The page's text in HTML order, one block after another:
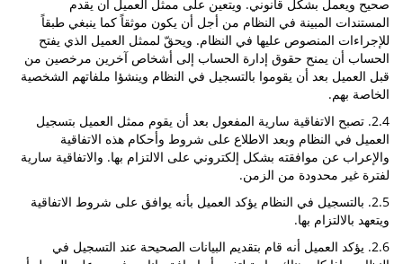
صحيح ويعمل بشكل قانوني. ويتعين على ممثل العميل أن يقدم
المستندات المبينة في النظام من أجل أن يكون موثقاً كما ينبغي طبقاً
للإجراءات المنصوص عليها في النظام. ويحقّ لممثل العميل الذي يفتح
الحساب أن يمنح حقوق إدارة الحساب إلى أشخاص آخرين مرخصين من
قبل العميل بعد أن يقوموا بالتسجيل في النظام وينشؤا ملفاتهم الشخصية
الخاصة بهم.
2.4. تصبح الاتفاقية سارية المفعول بعد أن يقوم ممثل العميل بتسجيل
العميل في النظام وبعد الاطلاع على شروط وأحكام هذه الاتفاقية
والإعراب عن موافقته بشكل إلكتروني على الالتزام بها. والاتفاقية سارية
لفترة غير محدودة من الزمن.
2.5. بالتسجيل في النظام يؤكد العميل بأنه يوافق على شروط الاتفاقية
ويتعهد بالالتزام بها.
2.6. يؤكد العميل أنه قام بتقديم البيانات الصحيحة عند التسجيل في